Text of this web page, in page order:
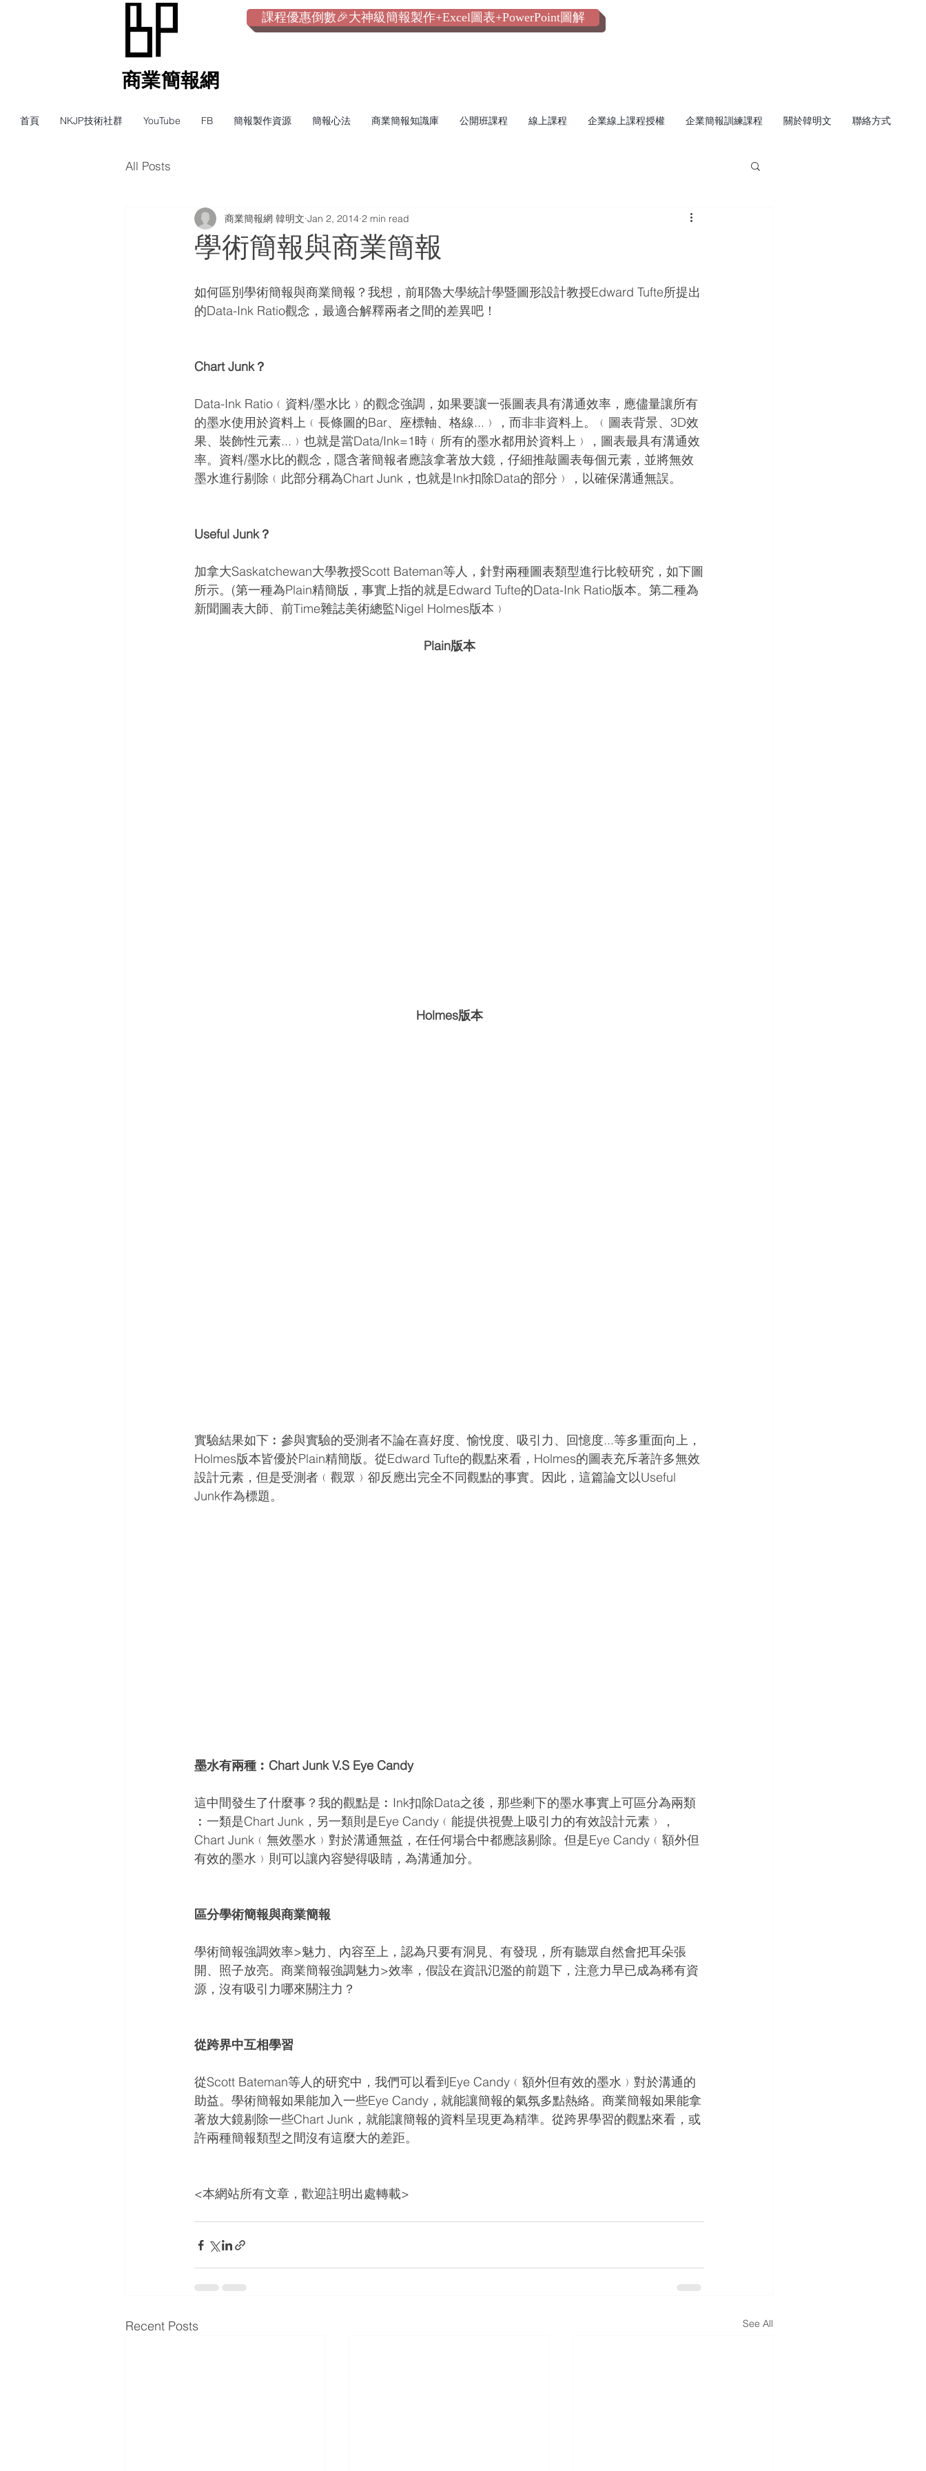
課程優惠倒數🎉大神級簡報製作+Excel圖表+PowerPoint圖解
​商業簡報網
首頁 NKJP技術社群 YouTube FB 簡報製作資源 簡報心法 商業簡報知識庫 公開班課程 線上課程 企業線上課程授權 企業簡報訓練課程 關於韓明文 聯絡方式
All Posts
學術簡報與商業簡報
商業簡報網 韓明文 Jan 2, 2014 2 min read
如何區別學術簡報與商業簡報？我想，前耶魯大學統計學暨圖形設計教授Edward Tufte所提出
的Data-Ink Ratio觀念，最適合解釋兩者之間的差異吧！
Chart Junk？
Data-Ink Ratio﹙資料/墨水比﹚的觀念強調，如果要讓一張圖表具有溝通效率，應儘量讓所有
的墨水使用於資料上﹙長條圖的Bar、座標軸、格線...﹚，而非非資料上。﹙圖表背景、3D效
果、裝飾性元素...﹚也就是當Data/Ink=1時﹙所有的墨水都用於資料上﹚，圖表最具有溝通效
率。資料/墨水比的觀念，隱含著簡報者應該拿著放大鏡，仔細推敲圖表每個元素，並將無效
墨水進行剔除﹙此部分稱為Chart Junk，也就是Ink扣除Data的部分﹚，以確保溝通無誤。
Useful Junk？
加拿大Saskatchewan大學教授Scott Bateman等人，針對兩種圖表類型進行比較研究，如下圖
所示。(第一種為Plain精簡版，事實上指的就是Edward Tufte的Data-Ink Ratio版本。第二種為
新聞圖表大師、前Time雜誌美術總監Nigel Holmes版本﹚
Plain版本
Holmes版本
實驗結果如下︰參與實驗的受測者不論在喜好度、愉悅度、吸引力、回憶度...等多重面向上，
Holmes版本皆優於Plain精簡版。從Edward Tufte的觀點來看，Holmes的圖表充斥著許多無效
設計元素，但是受測者﹙觀眾﹚卻反應出完全不同觀點的事實。因此，這篇論文以Useful
Junk作為標題。
墨水有兩種︰Chart Junk V.S Eye Candy
這中間發生了什麼事？我的觀點是︰Ink扣除Data之後，那些剩下的墨水事實上可區分為兩類
︰一類是Chart Junk，另一類則是Eye Candy﹙能提供視覺上吸引力的有效設計元素﹚，
Chart Junk﹙無效墨水﹚對於溝通無益，在任何場合中都應該剔除。但是Eye Candy﹙額外但
有效的墨水﹚則可以讓內容變得吸睛，為溝通加分。
區分學術簡報與商業簡報
學術簡報強調效率>魅力、內容至上，認為只要有洞見、有發現，所有聽眾自然會把耳朵張
開、照子放亮。商業簡報強調魅力>效率，假設在資訊氾濫的前題下，注意力早已成為稀有資
源，沒有吸引力哪來關注力？
從跨界中互相學習
從Scott Bateman等人的研究中，我們可以看到Eye Candy﹙額外但有效的墨水﹚對於溝通的
助益。學術簡報如果能加入一些Eye Candy，就能讓簡報的氣氛多點熱絡。商業簡報如果能拿
著放大鏡剔除一些Chart Junk，就能讓簡報的資料呈現更為精準。從跨界學習的觀點來看，或
許兩種簡報類型之間沒有這麼大的差距。
<本網站所有文章，歡迎註明出處轉載>
Recent Posts See All